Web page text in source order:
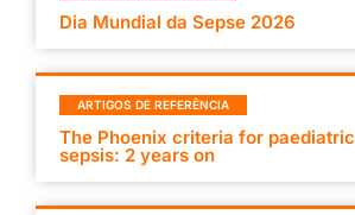
Dia Mundial da Sepse 2026
ARTIGOS DE REFERÊNCIA
The Phoenix criteria for paediatric
sepsis: 2 years on